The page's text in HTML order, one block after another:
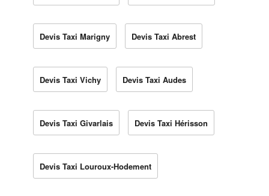
Devis Taxi Marigny Devis Taxi Abrest
Devis Taxi Vichy Devis Taxi Audes
Devis Taxi Givarlais Devis Taxi Hérisson
Devis Taxi Louroux-Hodement